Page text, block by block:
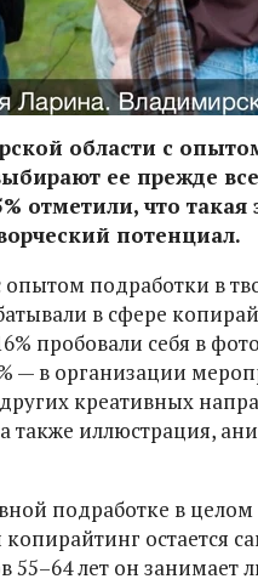
области с
ее прежде
отметили, что такая
потенциал.
подработки в
в сфере
пробовали себя в
— в организации
креативных
также иллюстрация,
подработке в целом
остается
лет он занимает